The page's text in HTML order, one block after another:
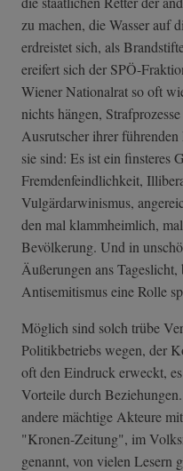
zu machen, die Wasser auf
erdreistet sich, als
ereifert sich der SPÖ-
Wiener Nationalrat so oft
nichts hängen,
Ausrutscher ihrer
sie sind: Es ist ein finsteres
Fremdenfeindlichkeit,
Vulgärdarwinismus,
den mal klammheimlich,
Bevölkerung. Und in
Äußerungen ans Tageslicht,
Antisemitismus eine Rolle
Möglich sind solch trübe
Politikbetriebs wegen, der
oft den Eindruck erweckt,
Vorteile durch
andere mächtige Akteure
"Kronen-Zeitung", im
genannt, von vielen Lesern